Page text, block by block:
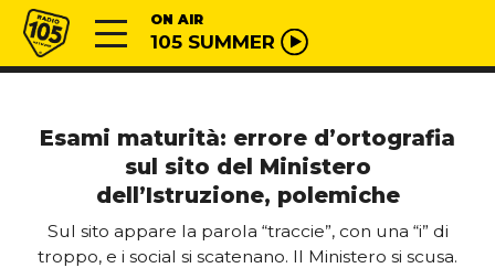
Vai al contenuto
Radio 105 ON AIR
105 SUMMER
Esami maturità: errore d’ortografia
sul sito del Ministero
dell’Istruzione, polemiche
Sul sito appare la parola “traccie”, con una “i” di
troppo, e i social si scatenano. Il Ministero si scusa.